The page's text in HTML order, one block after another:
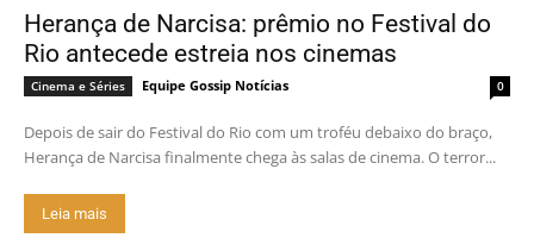
Herança de Narcisa: prêmio no Festival do
Rio antecede estreia nos cinemas
Cinema e Séries Equipe Gossip Notícias 0
Depois de sair do Festival do Rio com um troféu debaixo do braço,
Herança de Narcisa finalmente chega às salas de cinema. O terror...
Leia mais